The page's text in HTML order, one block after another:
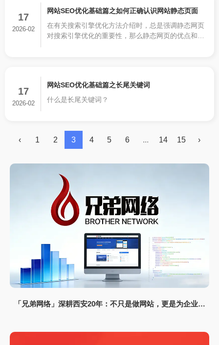
17
2026-02
网站SEO优化基础篇之如何正确认识网站静态页面
在有关搜索引擎优化方法介绍时，总是强调静态网页
对搜索引擎优化的重要性，那么静态网页的优点和缺
17
2026-02
网站SEO优化基础篇之长尾关键词
什么是长尾关键词？
‹ 1 2 3 4 5 6 ... 14 15 ›
「兄弟网络」深耕西安20年：不只是做网站，更是为企业打